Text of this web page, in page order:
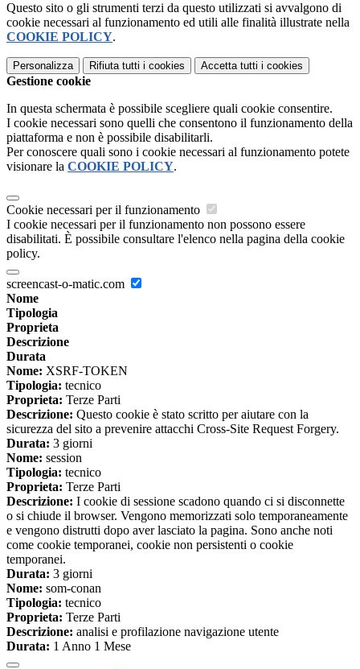
Questo sito o gli strumenti terzi da questo utilizzati si avvalgono di
cookie necessari al funzionamento ed utili alle finalità illustrate nella
COOKIE POLICY.
Personalizza Rifiuta tutti i cookies Accetta tutti i cookies
Gestione cookie
In questa schermata è possibile scegliere quali cookie consentire.
I cookie necessari sono quelli che consentono il funzionamento della
piattaforma e non è possibile disabilitarli.
Per conoscere quali sono i cookie necessari al funzionamento potete
visionare la COOKIE POLICY.
Cookie necessari per il funzionamento
I cookie necessari per il funzionamento non possono essere
disabilitati. È possibile consultare l'elenco nella pagina della cookie
policy.
screencast-o-matic.com
Nome
Tipologia
Proprieta
Descrizione
Durata
Nome: XSRF-TOKEN
Tipologia: tecnico
Proprieta: Terze Parti
Descrizione: Questo cookie è stato scritto per aiutare con la
sicurezza del sito a prevenire attacchi Cross-Site Request Forgery.
Durata: 3 giorni
Nome: session
Tipologia: tecnico
Proprieta: Terze Parti
Descrizione: I cookie di sessione scadono quando ci si disconnette
o si chiude il browser. Vengono memorizzati solo temporaneamente
e vengono distrutti dopo aver lasciato la pagina. Sono anche noti
come cookie temporanei, cookie non persistenti o cookie
temporanei.
Durata: 3 giorni
Nome: som-conan
Tipologia: tecnico
Proprieta: Terze Parti
Descrizione: analisi e profilazione navigazione utente
Durata: 1 Anno 1 Mese